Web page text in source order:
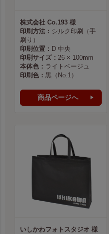
株式会社 Co.193 様
印刷方法： シルク印刷（手
刷り）
印刷位置： D 中央
印刷サイズ： 26 × 100mm
本体色： ライトベージュ
印刷色： 黒（No.1）
商品ページへ
いしかわフォトスタジオ 様